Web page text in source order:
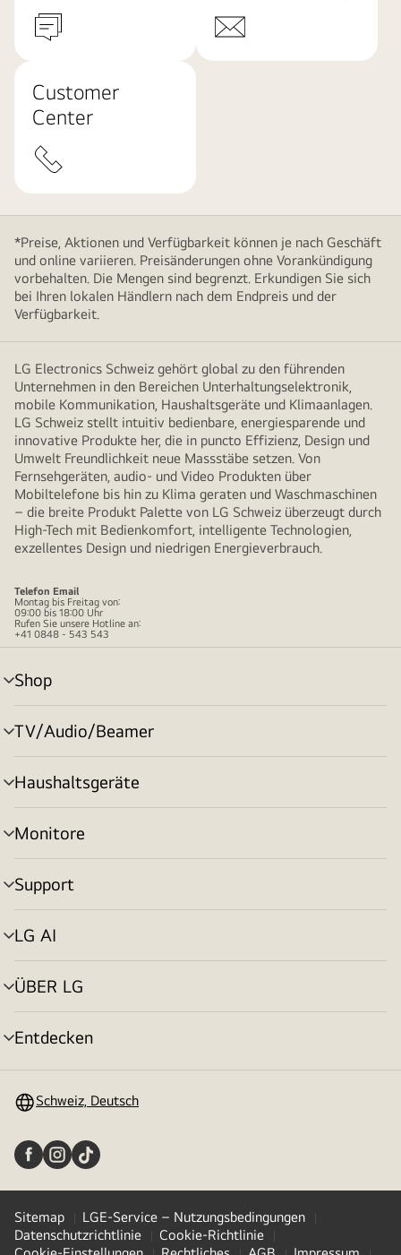
Customer
Center
*Preise, Aktionen und Verfügbarkeit können je nach Geschäft
und online variieren. Preisänderungen ohne Vorankündigung
vorbehalten. Die Mengen sind begrenzt. Erkundigen Sie sich
bei Ihren lokalen Händlern nach dem Endpreis und der
Verfügbarkeit.
LG Electronics Schweiz gehört global zu den führenden
Unternehmen in den Bereichen Unterhaltungselektronik,
mobile Kommunikation, Haushaltsgeräte und Klimaanlagen.
LG Schweiz stellt intuitiv bedienbare, energiesparende und
innovative Produkte her, die in puncto Effizienz, Design und
Umwelt Freundlichkeit neue Massstäbe setzen. Von
Fernsehgeräten, audio- und Video Produkten über
Mobiltelefone bis hin zu Klima geraten und Waschmaschinen
– die breite Produkt Palette von LG Schweiz überzeugt durch
High-Tech mit Bedienkomfort, intelligente Technologien,
exzellentes Design und niedrigen Energieverbrauch.
Telefon Email
Montag bis Freitag von:
09:00 bis 18:00 Uhr
Rufen Sie unsere Hotline an:
+41 0848 - 543 543
Shop
Menü
umschalten
TV/Audio/Beamer
Menü
umschalten
Haushaltsgeräte
Menü
umschalten
Monitore
Menü
umschalten
Support
Menü
umschalten
LG AI
Menü
umschalten
ÜBER LG
Menü
umschalten
Entdecken
Menü
Schweiz, Deutsch
Sitemap
LGE-Service – Nutzungsbedingungen
Datenschutzrichtlinie
Cookie-Richtlinie